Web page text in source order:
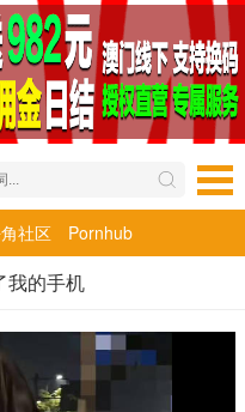
社区 Pornhub
我的手机